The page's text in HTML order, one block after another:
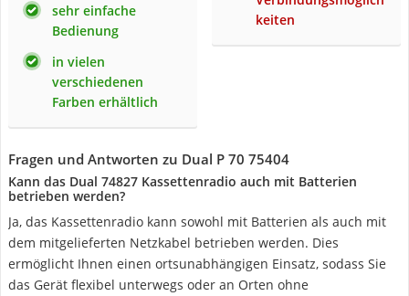
sehr einfache
Bedienung
in vielen
verschiedenen
Farben erhältlich
keiten
Fragen und Antworten zu Dual P 70 75404
Kann das Dual 74827 Kassettenradio auch mit Batterien
betrieben werden?
Ja, das Kassettenradio kann sowohl mit Batterien als auch mit
dem mitgelieferten Netzkabel betrieben werden. Dies
ermöglicht Ihnen einen ortsunabhängigen Einsatz, sodass Sie
das Gerät flexibel unterwegs oder an Orten ohne